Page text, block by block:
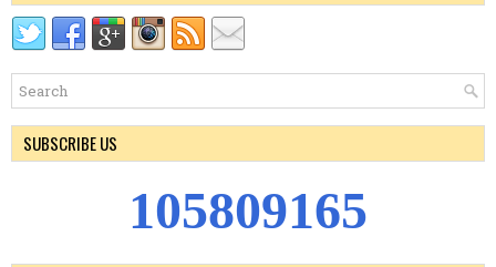
SUBSCRIBE US
105809165